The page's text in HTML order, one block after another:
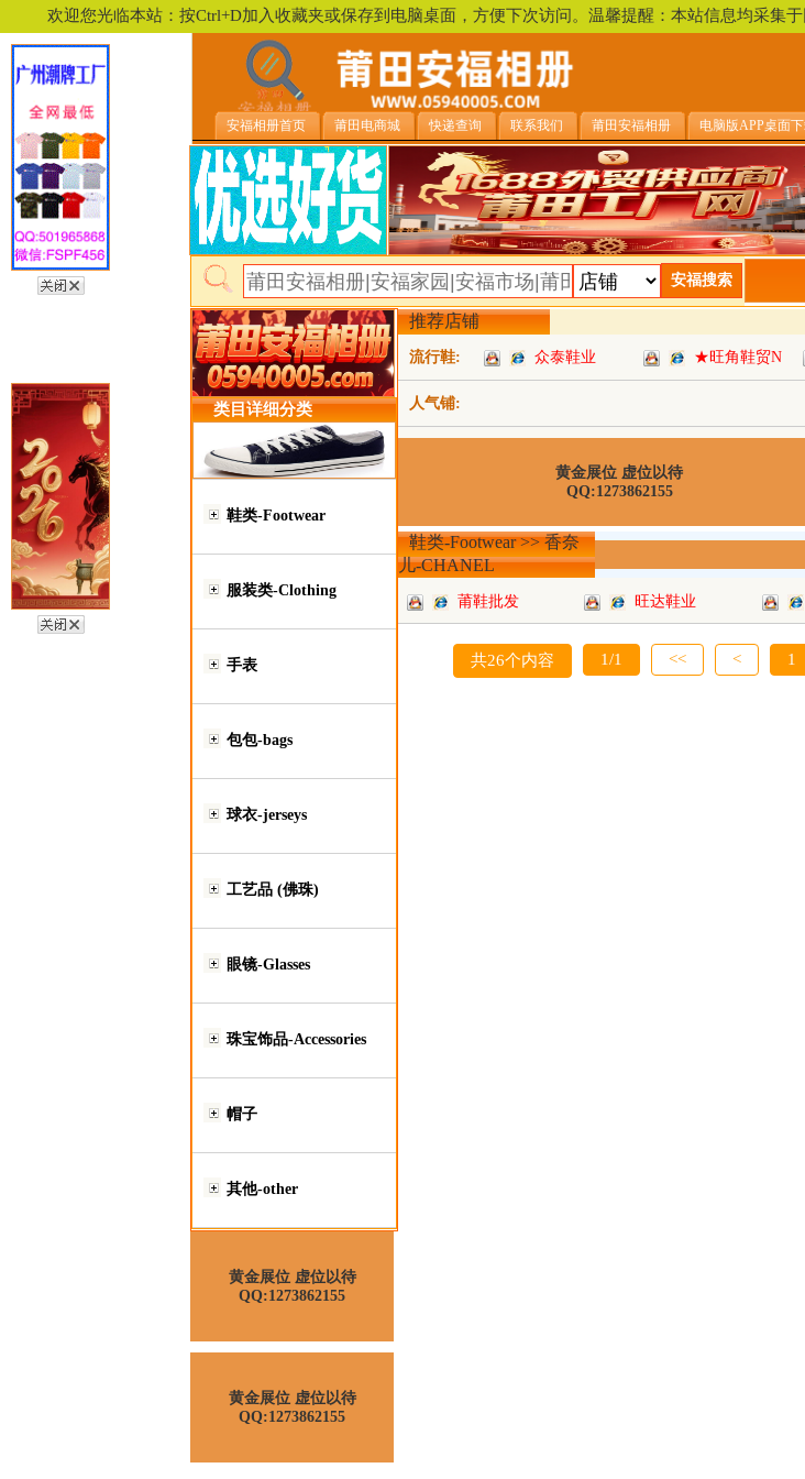
欢迎您光临本站：按Ctrl+D加入收藏夹或保存到电脑桌面，方便下次访问。温馨提醒：本站信息均采集
安福相册首页 莆田电商城 快递查询 联系我们 莆田安福相册 电脑版APP桌面
类目详细分类
鞋类-Footwear
服装类-Clothing
手表
包包-bags
球衣-jerseys
工艺品 (佛珠)
眼镜-Glasses
珠宝饰品-Accessories
帽子
其他-other
黄金展位 虚位以待
QQ:1273862155
黄金展位 虚位以待
QQ:1273862155
推荐店铺
流行鞋:
人气铺:
众泰鞋业 ★旺角鞋贸N
黄金展位 虚位以待
QQ:1273862155
鞋类-Footwear >> 香奈
儿-CHANEL
莆鞋批发 旺达鞋业
共26个内容 1/1 << < 1